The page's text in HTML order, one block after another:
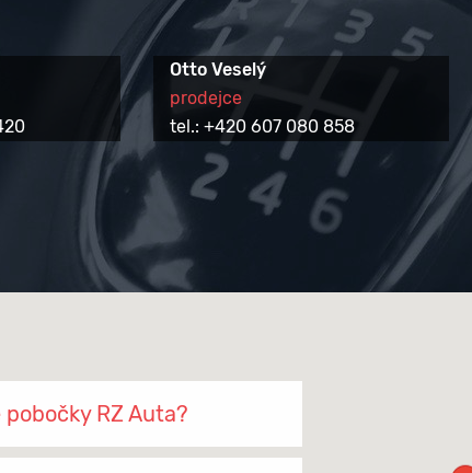
Otto Veselý
prodejce
tel.: +420 607 080 858
RZ Auta?